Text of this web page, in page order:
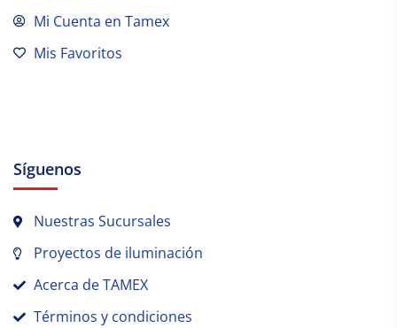
Mi Cuenta en Tamex
Mis Favoritos
Síguenos
Nuestras Sucursales
Proyectos de iluminación
Acerca de TAMEX
Términos y condiciones